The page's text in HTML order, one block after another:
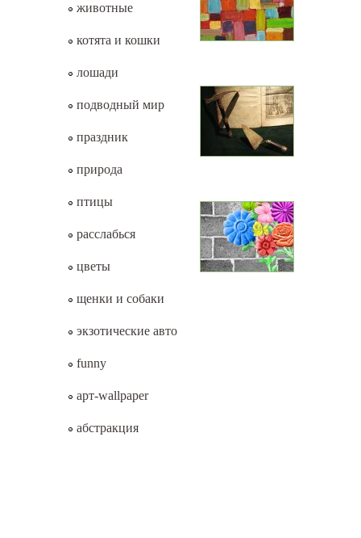
животные
котята и кошки
лошади
подводный мир
праздник
природа
птицы
расслабься
цветы
щенки и собаки
экзотические авто
funny
арт-wallpaper
абстракция